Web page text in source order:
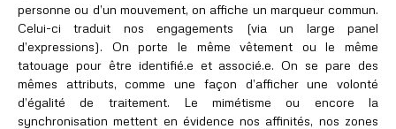
personne ou d’un mouvement, on affiche un marqueur commun.
Celui-ci traduit nos engagements (via un large panel
d’expressions). On porte le même vêtement ou le même
tatouage pour être identifié.e et associé.e. On se pare des
mêmes attributs, comme une façon d’afficher une volonté
d’égalité de traitement. Le mimétisme ou encore la
synchronisation mettent en évidence nos affinités, nos zones